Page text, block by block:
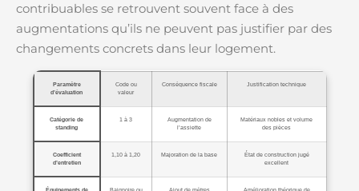
contribuables se retrouvent souvent face à des
augmentations qu’ils ne peuvent pas justifier par des
changements concrets dans leur logement.
Paramètre
d’évaluation
Code ou
valeur
Conséquence fiscale Justification technique
Catégorie de
standing
1 à 3
Augmentation de
l’assiette
Matériaux nobles et volume
des pièces
Coefficient
d’entretien
1,10 à 1,20 Majoration de la base
État de construction jugé
excellent